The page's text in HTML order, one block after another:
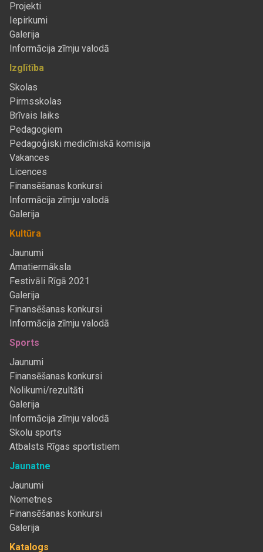
Projekti
Iepirkumi
Galerija
Informācija zīmju valodā
Izglītība
Skolas
Pirmsskolas
Brīvais laiks
Pedagogiem
Pedagoģiski medicīniskā komisija
Vakances
Licences
Finansēšanas konkursi
Informācija zīmju valodā
Galerija
Kultūra
Jaunumi
Amatiermāksla
Festivāli Rīgā 2021
Galerija
Finansēšanas konkursi
Informācija zīmju valodā
Sports
Jaunumi
Finansēšanas konkursi
Nolikumi/rezultāti
Galerija
Informācija zīmju valodā
Skolu sports
Atbalsts Rīgas sportistiem
Jaunatne
Jaunumi
Nometnes
Finansēšanas konkursi
Galerija
Katalogs